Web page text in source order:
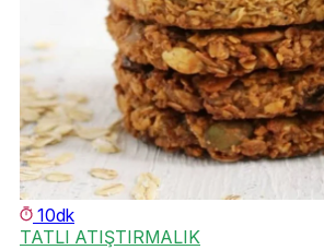
10dk
TATLI ATIŞTIRMALIK